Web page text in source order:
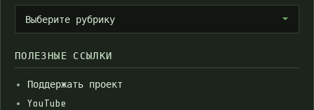
Рубрики
Выберите рубрику
ПОЛЕЗНЫЕ ССЫЛКИ
Поддержать проект
YouTube